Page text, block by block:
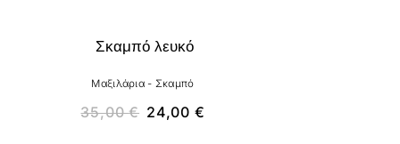
Σκαμπό λευκό
Μαξιλάρια - Σκαμπό
35,00€ 24,00 €